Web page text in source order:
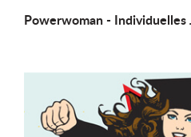
Powerwoman - Individu­elles